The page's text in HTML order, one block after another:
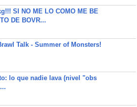
SI NO ME LO COMO ME BE
DE BOVR...
Talk - Summer of Monsters!
lo que nadie lava (nivel "obs